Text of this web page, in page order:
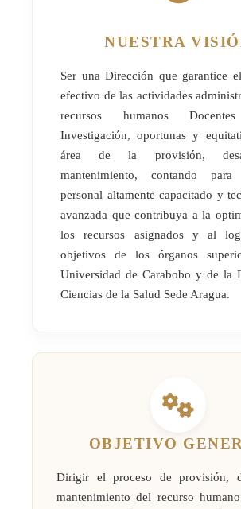
NUESTRA
Ser una Dirección que garantice
efectivo de las actividades
recursos humanos
Investigación, oportunas y
área de la provisión,
mantenimiento, contando
personal altamente capacitado y
avanzada que contribuya a la
los recursos asignados y al
objetivos de los órganos
Universidad de Carabobo y de la
Ciencias de la Salud Sede Aragua.
OBJETIVO
Dirigir el proceso de provisión,
mantenimiento del recurso